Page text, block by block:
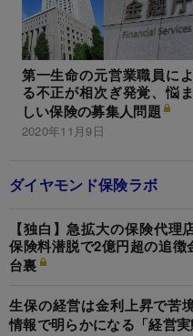
第一生命の元営業職員によ
る不正が相次ぎ発覚、悩ま
しい保険の募集人問題
2020年11月9日
ダイヤモンド保険ラボ
【独白】急拡大の保険代
保険料潜脱で2億円超の追
台裏
生保の経営は金利上昇で苦
情報で明らかになる「経営